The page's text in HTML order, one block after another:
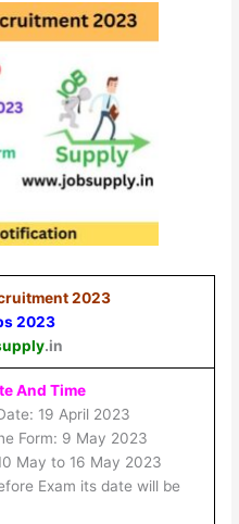
2023
2023
.in
And Time
19 April 2023
Form: 9 May 2023
May to 16 May 2023
Exam its date will be